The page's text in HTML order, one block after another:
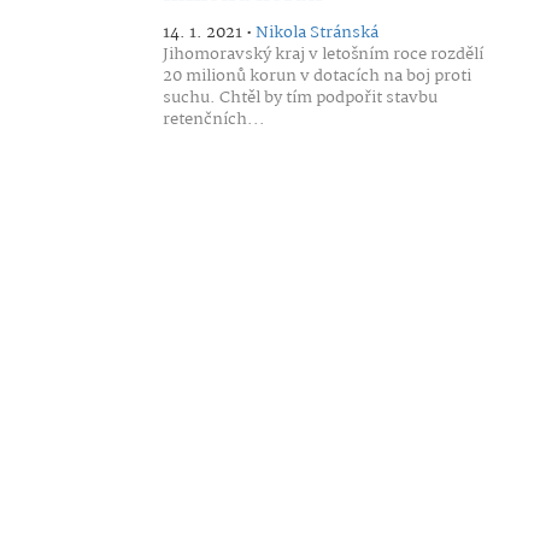
14. 1. 2021 •Nikola Stránská
Jihomoravský kraj v letošním roce rozdělí
20 milionů korun v dotacích na boj proti
suchu. Chtěl by tím podpořit stavbu
retenčních...